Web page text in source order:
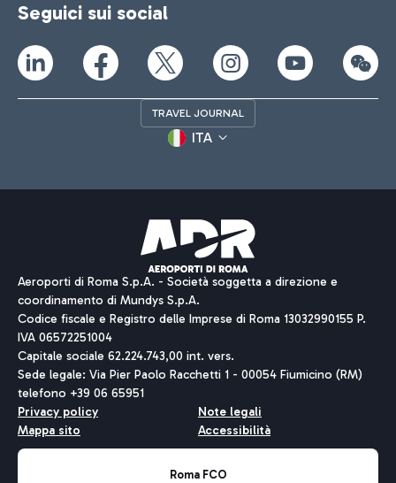
Seguici sui social
TRAVEL JOURNAL
ITA
Aeroporti di Roma S.p.A. - Società soggetta a direzione e
coordinamento di Mundys S.p.A.
Codice fiscale e Registro delle Imprese di Roma 13032990155 P.
IVA 06572251004
Capitale sociale 62.224.743,00 int. vers.
Sede legale: Via Pier Paolo Racchetti 1 - 00054 Fiumicino (RM)
telefono +39 06 65951
Privacy policy
Note legali
Mappa sito
Accessibilità
Roma FCO